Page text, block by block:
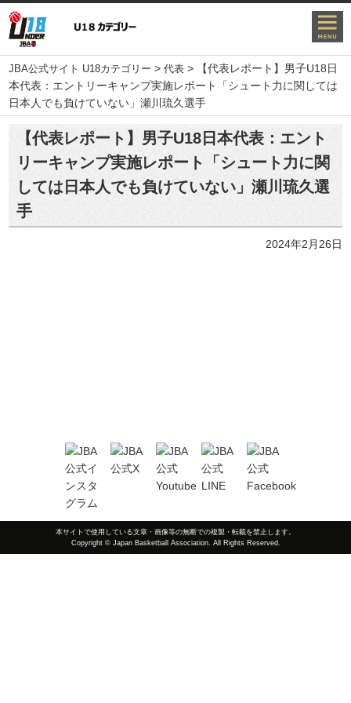
JBA公式サイト U18カテゴリー >代表 >
【代表レポート】男子U18日
本代表：エントリーキャンプ実施レポート「シュート力に関しては
日本人でも負けていない」瀬川琉久選手
【代表レポート】男子U18日本代表：エント
リーキャンプ実施レポート「シュート力に関
しては日本人でも負けていない」瀬川琉久選
手
2024年2月26日
本サイトで使用している文章・画像等の無断での複製・転載を禁止します。
Copyright © Japan Basketball Association. All Rights Reserved.